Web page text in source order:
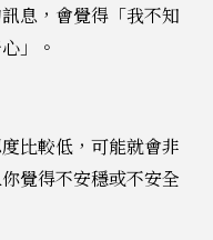
息，會覺得「我不知
」。
比較低，可能就會非
覺得不安穩或不安全